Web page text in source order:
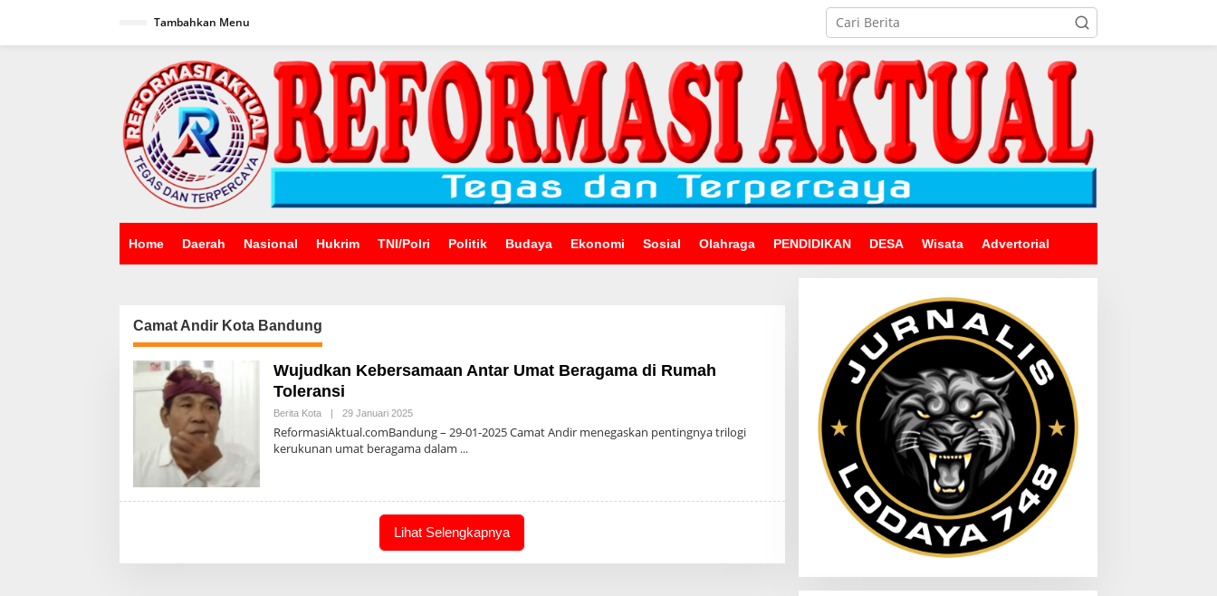
Tambahkan Menu
Home Daerah Nasional Hukrim TNI/Polri Politik Budaya Ekonomi Sosial Olahraga PENDIDIKAN DESA Wisata Advertorial
Camat Andir Kota Bandung
Wujudkan Kebersamaan Antar Umat Beragama di Rumah
Toleransi
Berita Kota | 29 Januari 2025Oleh
ReformasiAktual.comBandung – 29-01-2025 Camat Andir menegaskan pentingnya trilogi
kerukunan umat beragama dalam
Lihat Selengkapnya